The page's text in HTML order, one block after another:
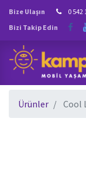
Bize Ulaşın 0 542
Bizi Takip Edin
Ürünler Cool